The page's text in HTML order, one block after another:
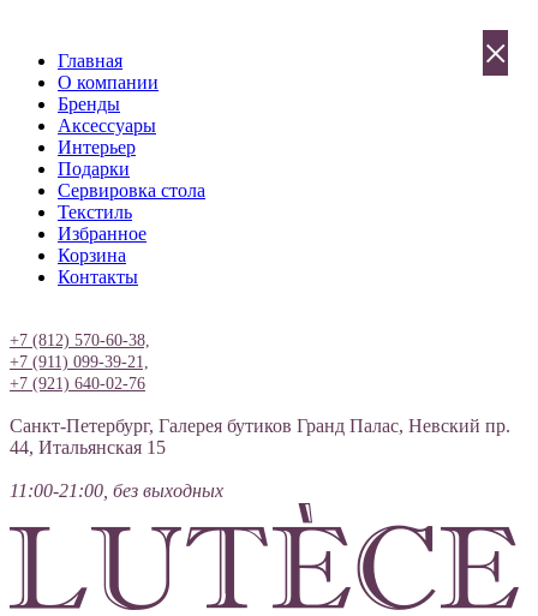
Главная
О компании
Бренды
Аксессуары
Интерьер
Подарки
Сервировка стола
Текстиль
Избранное
Корзина
Контакты
+7 (812) 570-60-38,
+7 (911) 099-39-21,
+7 (921) 640-02-76
Санкт-Петербург, Галерея бутиков Гранд Палас, Невский пр.
44, Итальянская 15
11:00-21:00, без выходных
×